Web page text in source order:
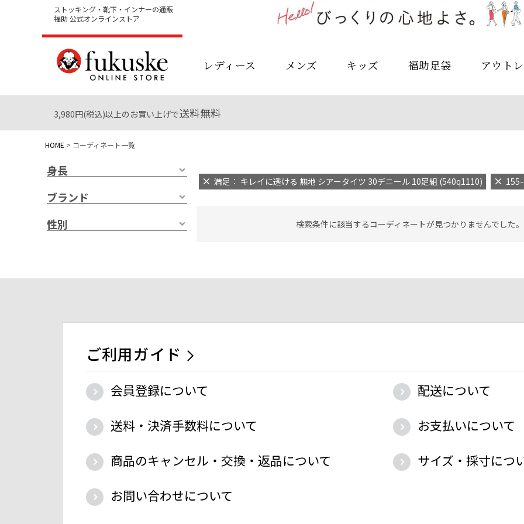
ストッキング・靴下・インナーの通販
福助 公式オンラインストア
レディース メンズ キッズ 福助足袋 アウト
3,980円(税込)以上のお買い上げで送料無料
HOME コーディネート一覧
身長
ブランド
性別
満足： キレイに透ける 無地 シアータイツ 30デニール 10足組 (540q1110)
検索条件に該当するコーディネートが見つかりませんでした
ご利用ガイド
会員登録について
配送について
送料・決済手数料について
お支払いについて
商品のキャンセル・交換・返品について
サイズ・採寸につ
お問い合わせについて